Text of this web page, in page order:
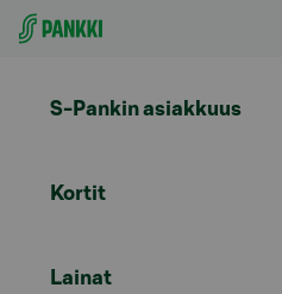
Siirry suoraan sisältöön
S-Pankin asiakkuus
Kortit
Lainat